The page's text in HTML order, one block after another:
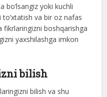
bo’lsangiz yoki kuchli
to’xtatish va bir oz nafas
fikrlaringizni boshqarishga
yaxshilashga imkon
bilish
bilish va shu